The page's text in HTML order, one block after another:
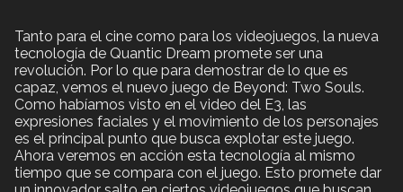
Tanto para el cine como para los videojuegos, la nueva
tecnología de Quantic Dream promete ser una
revolución. Por lo que para demostrar de lo que es
capaz, vemos el nuevo juego de Beyond: Two Souls.
Como habíamos visto en el video del E3, las
expresiones faciales y el movimiento de los personajes
es el principal punto que busca explotar este juego.
Ahora veremos en acción esta tecnología al mismo
tiempo que se compara con el juego. Esto promete dar